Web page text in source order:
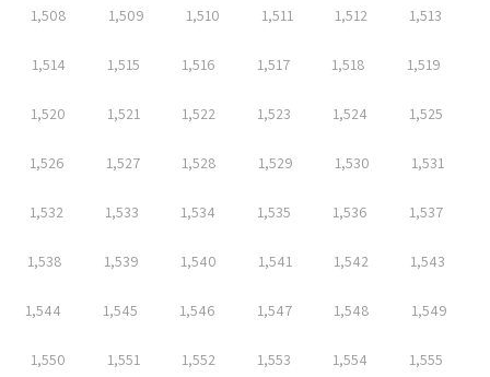
1,508 1,509 1,510 1,511 1,512 1,513
1,514 1,515 1,516 1,517 1,518 1,519
1,520 1,521 1,522 1,523 1,524 1,525
1,526 1,527 1,528 1,529 1,530 1,531
1,532 1,533 1,534 1,535 1,536 1,537
1,538 1,539 1,540 1,541 1,542 1,543
1,544 1,545 1,546 1,547 1,548 1,549
1,550 1,551 1,552 1,553 1,554 1,555